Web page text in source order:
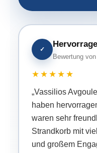
✓
Bewertung
★★★★★
„Vassilios
haben
waren sehr
Strandkorb mit
und großem